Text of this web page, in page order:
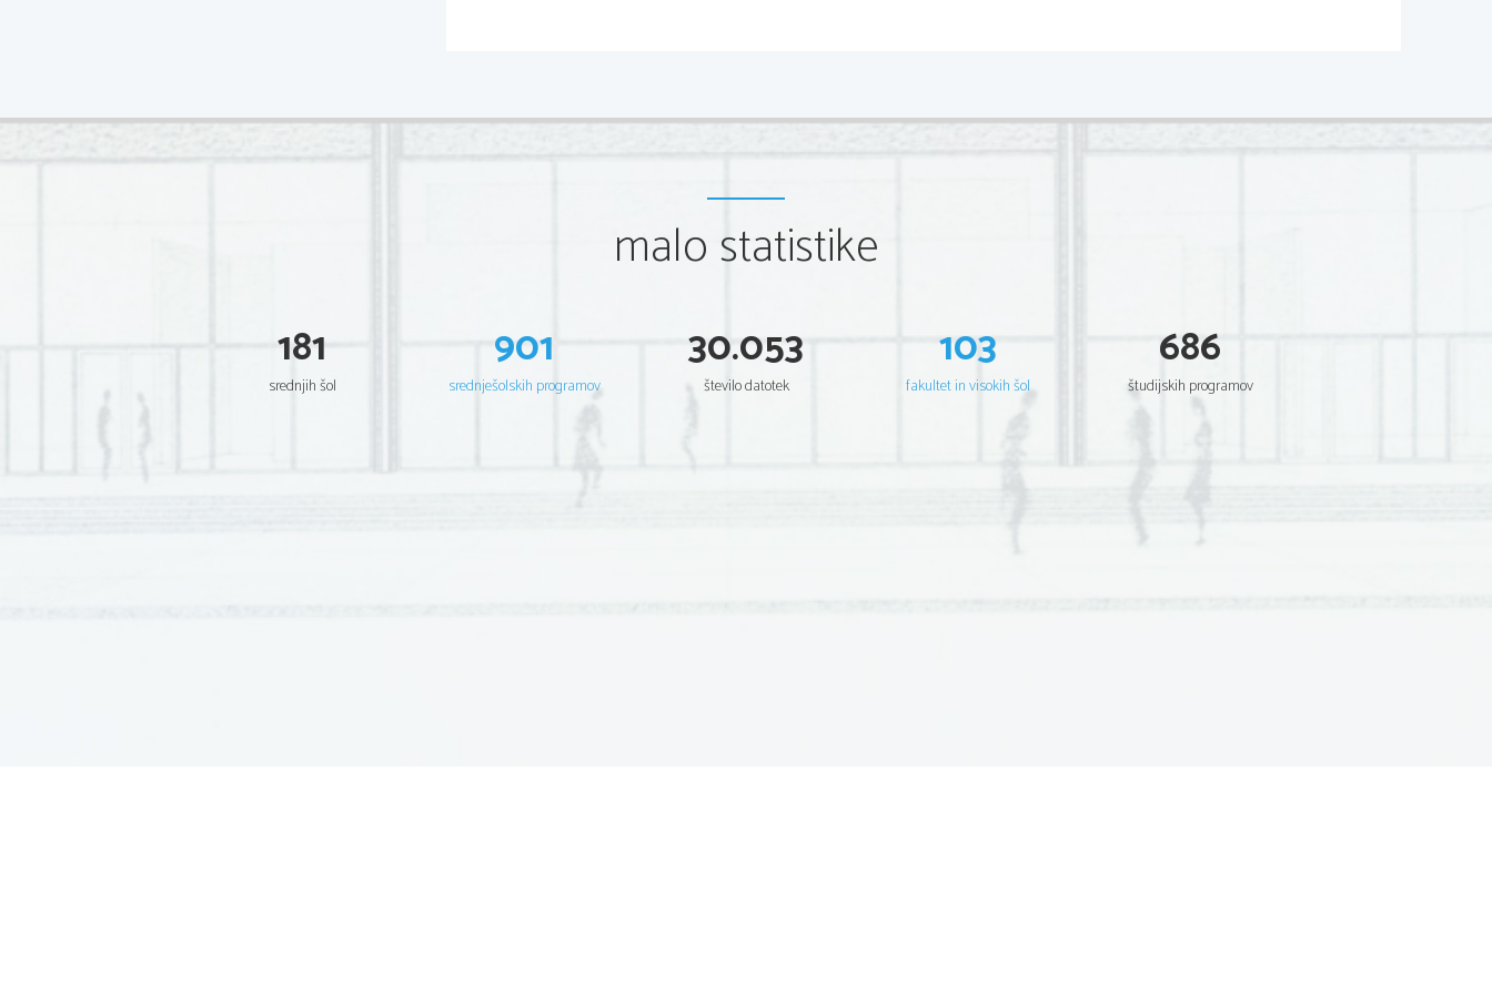
           rima: prestopna, metonimija, inverzija, poosebitev
                                             Dekameron
Novela: -krajšega ali srednjega obsega
             -snov iz resničnega življenja
             -zaplet in razplet zelo hitra
             -novela po latinsko novica
malo statistike
181
srednjih šol
901
srednješolskih programov
30.053
število datotek
103
fakultet in visokih šol
686
študijskih programov